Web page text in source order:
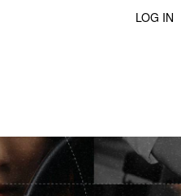
LOG IN